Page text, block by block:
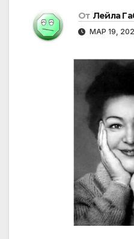
От Лейла
МАР 19,